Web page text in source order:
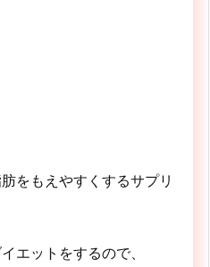
をもえやすくするサプリ
エットをするので、